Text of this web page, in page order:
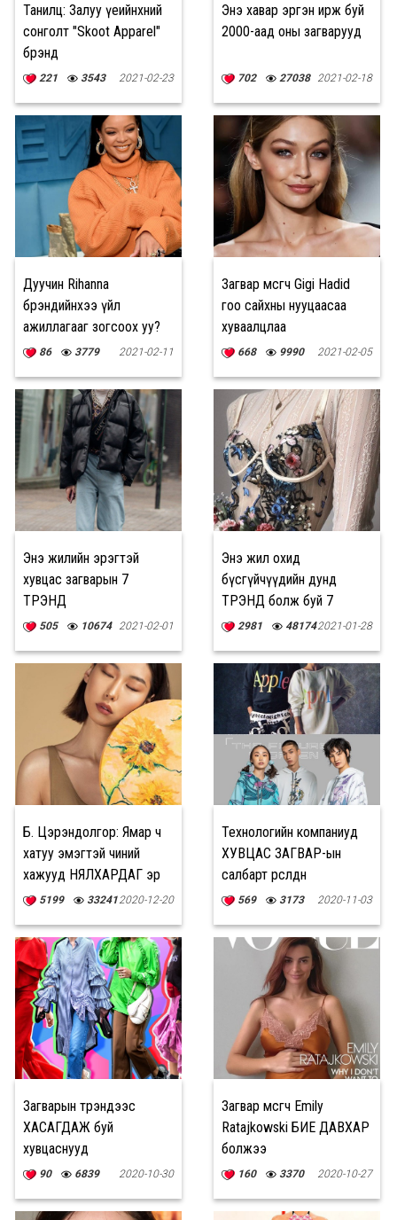
Танилц: Залуу үеийнхний
сонголт "Skoot Apparel"
брэнд
221 3543 2021-02-23
Энэ хавар эргэн ирж буй
2000-аад оны загварууд
702 27038 2021-02-18
Дуучин Rihanna
брэндийнхээ үйл
ажиллагааг зогсоох уу?
86 3779 2021-02-11
Загвар өмсөгч Gigi Hadid
гоо сайхны нууцаасаа
хуваалцлаа
668 9990 2021-02-05
Энэ жилийн эрэгтэй
хувцас загварын 7
ТРЭНД
505 10674 2021-02-01
Энэ жил охид
бүсгүйчүүдийн дунд
ТРЭНД болж буй 7
хувцас загвар
2981 481742021-01-28
Б. Цэрэндолгор: Ямар ч
хатуу эмэгтэй чиний
хажууд НЯЛХАРДАГ эр
хүн байгаарай
5199 332412020-12-20
Технологийн компаниуд
ХУВЦАС ЗАГВАР-ын
салбарт өрсөлдөнө
569 3173 2020-11-03
Загварын трэндээс
ХАСАГДАЖ буй
хувцаснууд
90 6839 2020-10-30
Загвар өмсөгч Emily
Ratajkowski БИЕ ДАВХАР
болжээ
160 3370 2020-10-27